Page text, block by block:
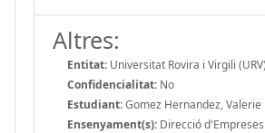
Altres:
Entitat: Universitat Rovira i Virgili (URV)
Confidencialitat: No
Estudiant:Gomez Hernandez, Valerie
Ensenyament(s): Direcció d'Empreses